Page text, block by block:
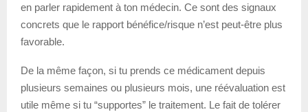
en parler rapidement à ton médecin. Ce sont des signaux
concrets que le rapport bénéfice/risque n’est peut-être plus
favorable.
De la même façon, si tu prends ce médicament depuis
plusieurs semaines ou plusieurs mois, une réévaluation est
utile même si tu “supportes” le traitement. Le fait de tolérer